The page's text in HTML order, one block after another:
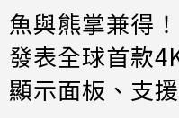
魚與熊掌兼得
發表全球首款
顯示面板、支